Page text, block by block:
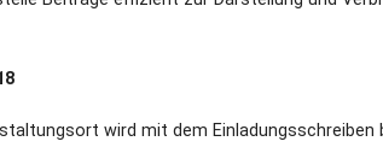
wird mit dem Einladungsschreiben